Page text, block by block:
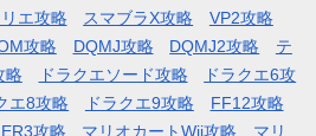
エ攻略 スマブラX攻略
VP2攻略
攻略
DQMJ攻略 DQMJ2攻略
テ
略
ドラクエソード攻略
ドラクエ6攻
エ8攻略 ドラクエ9攻略
FF12攻略
攻略 マリオカートWii攻略 マリ